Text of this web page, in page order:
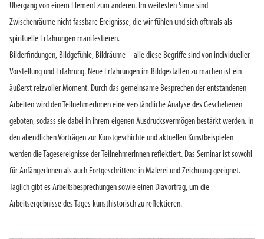
Übergang von einem Element zum anderen. Im weitesten Sinne sind
Zwischenräume nicht fassbare Ereignisse, die wir fühlen und sich oftmals als
spirituelle Erfahrungen manifestieren.
Bilderfindungen, Bildgefühle, Bildräume – alle diese Begriffe sind von individueller
Vorstellung und Erfahrung. Neue Erfahrungen im Bildgestalten zu machen ist ein
äußerst reizvoller Moment. Durch das gemeinsame Besprechen der entstandenen
Arbeiten wird den TeilnehmerInnen eine verständliche Analyse des Geschehenen
geboten, sodass sie dabei in ihrem eigenen Ausdrucksvermögen bestärkt werden. In
den abendlichen Vorträgen zur Kunstgeschichte und aktuellen Kunstbeispielen
werden die Tagesereignisse der TeilnehmerInnen reflektiert. Das Seminar ist sowohl
für AnfängerInnen als auch Fortgeschrittene in Malerei und Zeichnung geeignet.
Täglich gibt es Arbeitsbesprechungen sowie einen Diavortrag, um die
Arbeitsergebnisse des Tages kunsthistorisch zu reflektieren.